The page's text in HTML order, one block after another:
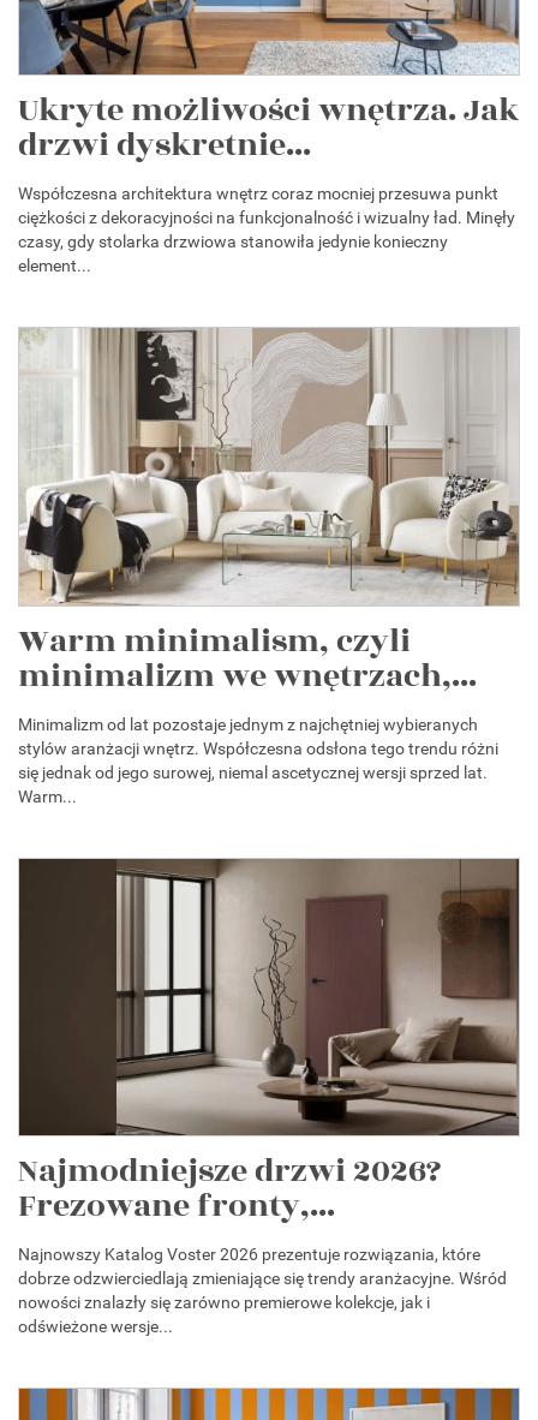
Ukryte możliwości wnętrza. Jak
drzwi dyskretnie...
Współczesna architektura wnętrz coraz mocniej przesuwa punkt
ciężkości z dekoracyjności na funkcjonalność i wizualny ład. Minęły
czasy, gdy stolarka drzwiowa stanowiła jedynie konieczny
element...
Warm minimalism, czyli
minimalizm we wnętrzach,...
Minimalizm od lat pozostaje jednym z najchętniej wybieranych
stylów aranżacji wnętrz. Współczesna odsłona tego trendu różni
się jednak od jego surowej, niemal ascetycznej wersji sprzed lat.
Warm...
Najmodniejsze drzwi 2026?
Frezowane fronty,...
Najnowszy Katalog Voster 2026 prezentuje rozwiązania, które
dobrze odzwierciedlają zmieniające się trendy aranżacyjne. Wśród
nowości znalazły się zarówno premierowe kolekcje, jak i
odświeżone wersje...